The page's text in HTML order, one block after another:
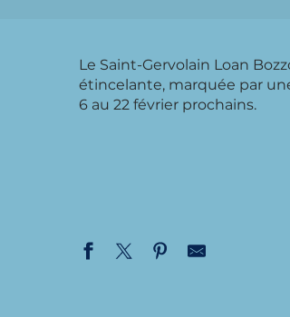
Le Saint-Gervolain Loan
étincelante, marquée par
6 au 22 février prochains.